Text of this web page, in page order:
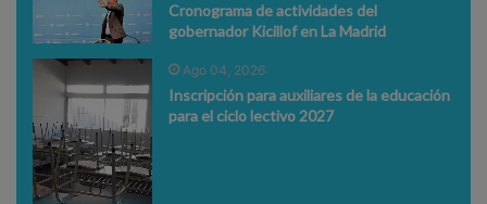
Cronograma de actividades del
gobernador Kicillof en La Madrid
Ago 04, 2026
Inscripción para auxiliares de la educación
para el ciclo lectivo 2027